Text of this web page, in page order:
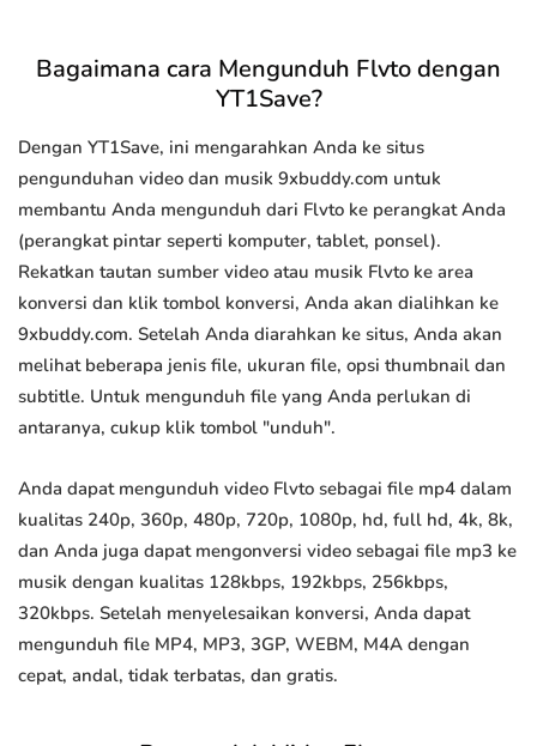
Bagaimana cara Mengunduh Flvto dengan
YT1Save?
Dengan YT1Save, ini mengarahkan Anda ke situs
pengunduhan video dan musik 9xbuddy.com untuk
membantu Anda mengunduh dari Flvto ke perangkat Anda
(perangkat pintar seperti komputer, tablet, ponsel).
Rekatkan tautan sumber video atau musik Flvto ke area
konversi dan klik tombol konversi, Anda akan dialihkan ke
9xbuddy.com. Setelah Anda diarahkan ke situs, Anda akan
melihat beberapa jenis file, ukuran file, opsi thumbnail dan
subtitle. Untuk mengunduh file yang Anda perlukan di
antaranya, cukup klik tombol "unduh".
Anda dapat mengunduh video Flvto sebagai file mp4 dalam
kualitas 240p, 360p, 480p, 720p, 1080p, hd, full hd, 4k, 8k,
dan Anda juga dapat mengonversi video sebagai file mp3 ke
musik dengan kualitas 128kbps, 192kbps, 256kbps,
320kbps. Setelah menyelesaikan konversi, Anda dapat
mengunduh file MP4, MP3, 3GP, WEBM, M4A dengan
cepat, andal, tidak terbatas, dan gratis.